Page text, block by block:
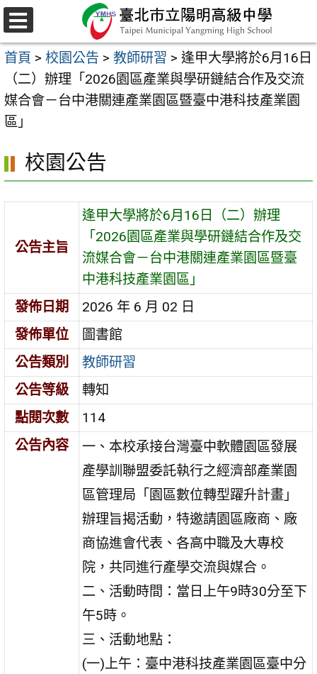
跳
至
主
內
容
選
單
首頁 > 校園公告 > 教師研習 > 逢甲大學將於6月16日
（二）辦理「2026園區產業與學研鏈結合作及交流
媒合會－台中港關連產業園區暨臺中港科技產業園
區」
校園公告
公告主旨
逢甲大學將於6月16日（二）辦理
「2026園區產業與學研鏈結合作及交
流媒合會－台中港關連產業園區暨臺
中港科技產業園區」
發佈日期
2026 年 6 月 02 日
發佈單位
圖書館
公告類別
教師研習
公告等級
轉知
點閱次數
114
公告內容
一、本校承接台灣臺中軟體園區發展
產學訓聯盟委託執行之經濟部產業園
區管理局「園區數位轉型躍升計畫」
辦理旨揭活動，特邀請園區廠商、廠
商協進會代表、各高中職及大專校
院，共同進行產學交流與媒合。
二、活動時間：當日上午9時30分至下
午5時。
三、活動地點：
(一)上午：臺中港科技產業園區臺中分